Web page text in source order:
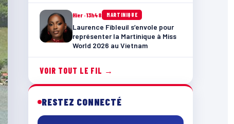
Hier · 13h48 MARTINIQUE
Laurence Fibleuil s’envole pour
représenter la Martinique à Miss
World 2026 au Vietnam
VOIR TOUT LE FIL →
RESTEZ CONNECTÉ